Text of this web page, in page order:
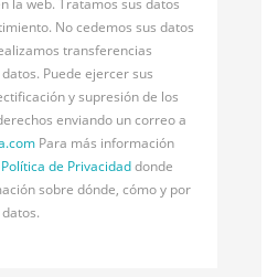
No cedemos sus datos
transferencias
Puede ejercer sus
y supresión de los
enviando un correo a
Para más información
Política de Privacidaddonde
sobre dónde, cómo y por